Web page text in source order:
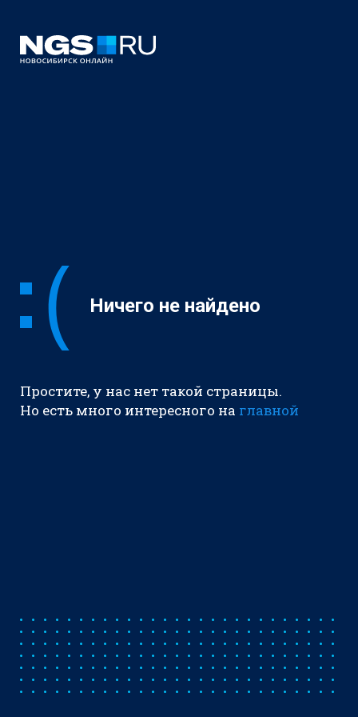
Ничего не найдено
Простите, у нас нет такой страницы.
Но есть много интересного на главной